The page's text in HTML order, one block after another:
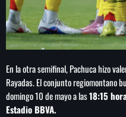
En la otra semifinal, Pachuca hizo
Rayadas. El conjunto regiomontano
domingo 10 de mayo a las18:15
Estadio BBVA.